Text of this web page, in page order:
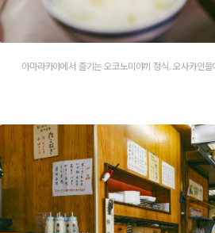
아마라카야에서 즐기는 오코노미야끼 정식. 오사카인